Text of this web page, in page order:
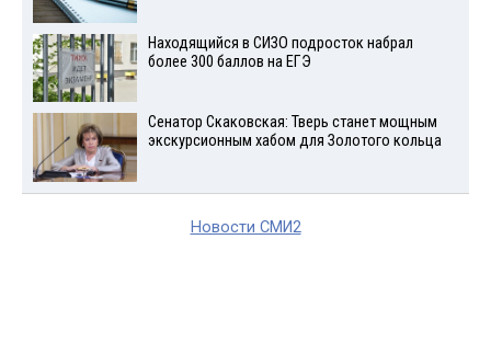
Находящийся в СИЗО подросток набрал
более 300 баллов на ЕГЭ
Сенатор Скаковская: Тверь станет мощным
экскурсионным хабом для Золотого кольца
Новости СМИ2